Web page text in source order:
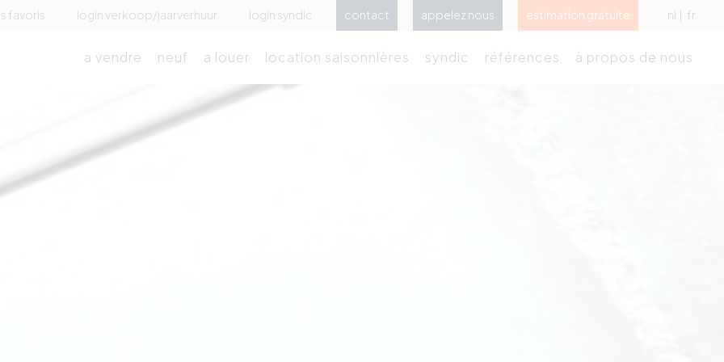
favoris login verkoop/jaarverhuur login syndic contact appelez nous estimation gratuite nl fr
a vendre neuf a louer location saisonnières syndic références à propos de nous